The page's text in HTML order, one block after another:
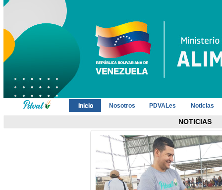
Inicio Nosotros PDVALes Noticias
NOTICIAS